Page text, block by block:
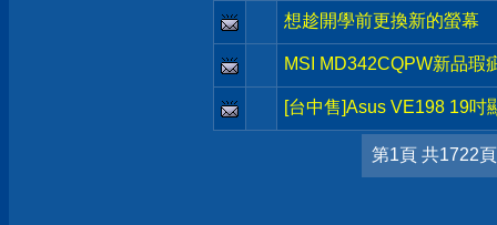
想趁開學前更換新的螢幕
MSI MD342CQPW新品瑕
[台中售]Asus VE198 19吋
第1頁 共1722頁